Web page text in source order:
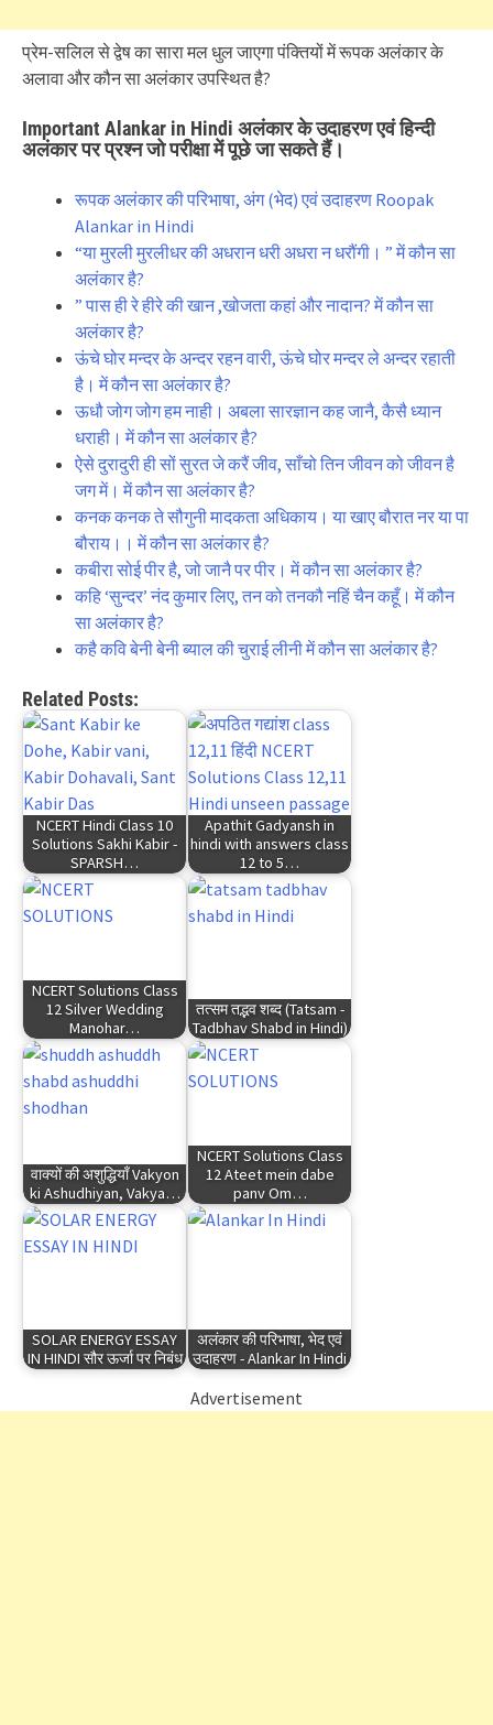
प्रेम-सलिल से द्वेष का सारा मल धुल जाएगा पंक्तियों में रूपक अलंकार के
अलावा और कौन सा अलंकार उपस्थित है?
Important Alankar in Hindi अलंकार के उदाहरण एवं हिन्दी
अलंकार पर प्रश्न जो परीक्षा में पूछे जा सकते हैं।
रूपक अलंकार की परिभाषा, अंग (भेद) एवं उदाहरण Roopak
Alankar in Hindi
“या मुरली मुरलीधर की अधरान धरी अधरा न धरौंगी। ” में कौन सा
अलंकार है?
” पास ही रे हीरे की खान ,खोजता कहां और नादान? में कौन सा
अलंकार है?
ऊंचे घोर मन्दर के अन्दर रहन वारी, ऊंचे घोर मन्दर ले अन्दर रहाती
है। में कौन सा अलंकार है?
ऊधौ जोग जोग हम नाही। अबला सारज्ञान कह जानै, कैसै ध्यान
धराही। में कौन सा अलंकार है?
ऐसे दुरादुरी ही सों सुरत जे करैं जीव, साँचो तिन जीवन को जीवन है
जग में। में कौन सा अलंकार है?
कनक कनक ते सौगुनी मादकता अधिकाय। या खाए बौरात नर या पा
बौराय।। में कौन सा अलंकार है?
कबीरा सोई पीर है, जो जानै पर पीर। में कौन सा अलंकार है?
कहि ‘सुन्दर’ नंद कुमार लिए, तन को तनकौ नहिं चैन कहूँ। में कौन
सा अलंकार है?
कहै कवि बेनी बेनी ब्याल की चुराई लीनी में कौन सा अलंकार है?
Related Posts:
NCERT Hindi Class 10
Solutions Sakhi Kabir -
SPARSH…
Apathit Gadyansh in
hindi with answers class
12 to 5…
NCERT Solutions Class
12 Silver Wedding
Manohar…
तत्सम तद्भव शब्द (Tatsam -
Tadbhav Shabd in Hindi)
वाक्यों की अशुद्धियाँ Vakyon
ki Ashudhiyan, Vakya…
NCERT Solutions Class
12 Ateet mein dabe
panv Om…
SOLAR ENERGY ESSAY
IN HINDI सौर ऊर्जा पर निबंध
अलंकार की परिभाषा, भेद एवं
उदाहरण - Alankar In Hindi
Advertisement